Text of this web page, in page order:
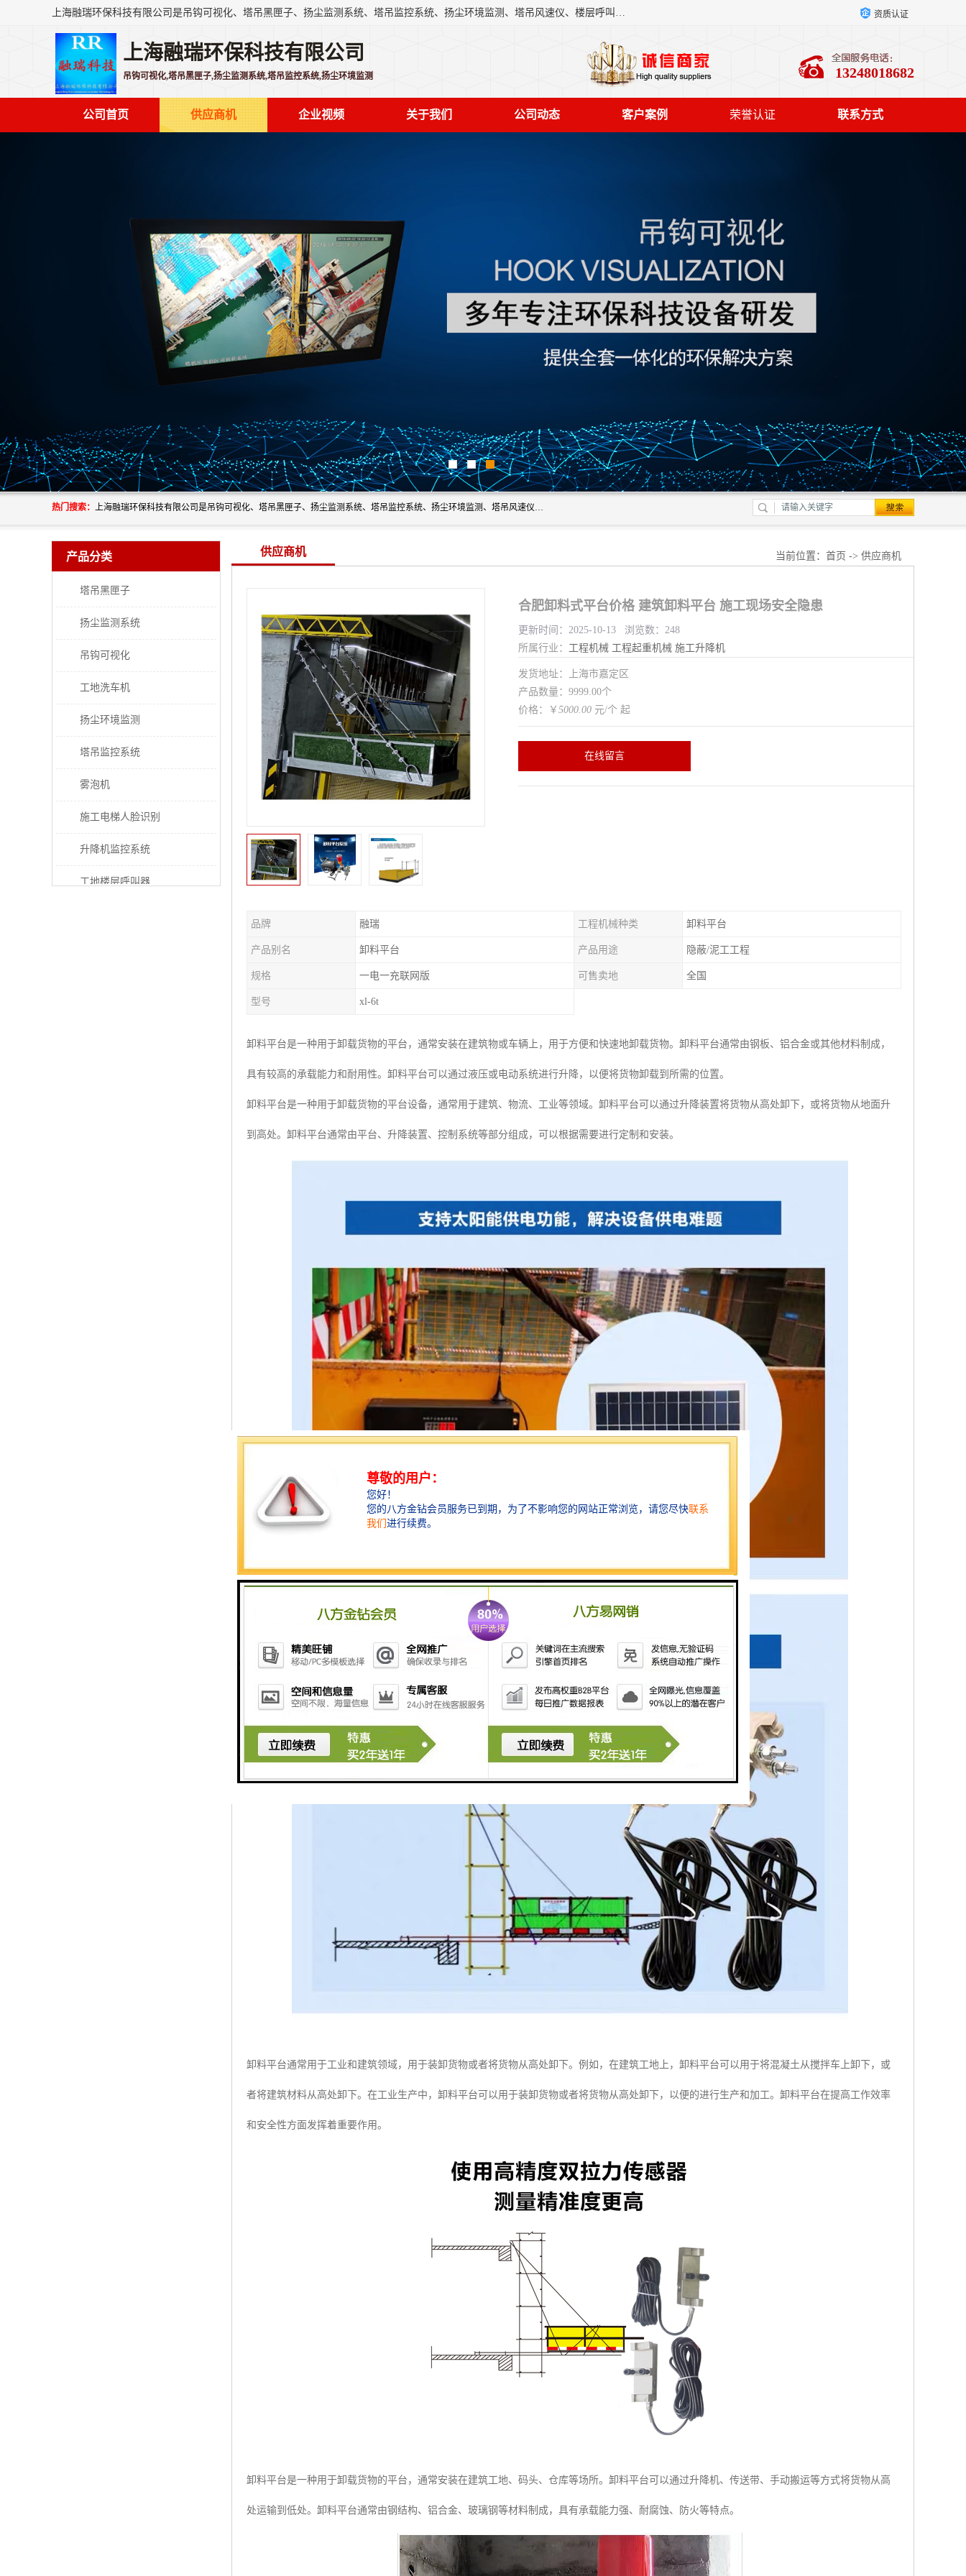
上海融瑞环保科技有限公司是吊钩可视化、塔吊黑匣子、扬尘监测系统、塔吊监控系统、扬尘环境监测、塔吊风速仪、楼层呼叫器、主令控制器、人脸识别、风速仪等一系列环保设备的研发生产销售为一体的专业化公司。 资质认证
上海融瑞环保科技有限公司
吊钩可视化,塔吊黑匣子,扬尘监测系统,塔吊监控系统,扬尘环境监测 13248018682
公司首页 供应商机 企业视频 关于我们 公司动态 客户案例 荣誉认证 联系方式
热门搜索： 上海融瑞环保科技有限公司是吊钩可视化、塔吊黑匣子、扬尘监测系统、塔吊监控系统、扬尘环境监测、塔吊风速仪、楼层呼叫器、主令控制器、人脸识别、风速仪等一系列环保设备的研发生产销售为一体的专业化公司。
产品分类
塔吊黑匣子
扬尘监测系统
吊钩可视化
工地洗车机
扬尘环境监测
塔吊监控系统
雾泡机
施工电梯人脸识别
升降机监控系统
工地楼层呼叫器
供应商机 当前位置： 首页 -> 供应商机
合肥卸料式平台价格 建筑卸料平台 施工现场安全隐患
更新时间：2025-10-13 浏览数：248
所属行业： 工程机械 工程起重机械 施工升降机
发货地址：上海市嘉定区
产品数量：9999.00个
价格：￥ 5000.00 元/个 起
在线留言
品牌 融瑞 工程机械种类 卸料平台
产品别名 卸料平台 产品用途 隐蔽/泥工工程
规格 一电一充联网版 可售卖地 全国
型号 xl-6t
卸料平台是一种用于卸载货物的平台，通常安装在建筑物或车辆上，用于方便和快速地卸载货物。卸料平台通常由钢板、铝合金或其他材料制成，
具有较高的承载能力和耐用性。卸料平台可以通过液压或电动系统进行升降，以便将货物卸载到所需的位置。
卸料平台是一种用于卸载货物的平台设备，通常用于建筑、物流、工业等领域。卸料平台可以通过升降装置将货物从高处卸下，或将货物从地面升
到高处。卸料平台通常由平台、升降装置、控制系统等部分组成，可以根据需要进行定制和安装。
卸料平台通常用于工业和建筑领域，用于装卸货物或者将货物从高处卸下。例如，在建筑工地上，卸料平台可以用于将混凝土从搅拌车上卸下，或
者将建筑材料从高处卸下。在工业生产中，卸料平台可以用于装卸货物或者将货物从高处卸下，以便的进行生产和加工。卸料平台在提高工作效率
和安全性方面发挥着重要作用。
卸料平台是一种用于卸载货物的平台，通常安装在建筑工地、码头、仓库等场所。卸料平台可以通过升降机、传送带、手动搬运等方式将货物从高
处运输到低处。卸料平台通常由钢结构、铝合金、玻璃钢等材料制成，具有承载能力强、耐腐蚀、防火等特点。